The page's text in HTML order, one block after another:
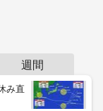
週間
み直